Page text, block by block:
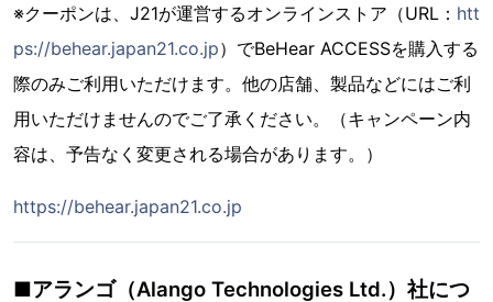
※クーポンは、J21が運営するオンラインストア（URL： htt
ps://behear.japan21.co.jp）でBeHear ACCESSを購入する
際のみご利用いただけます。他の店舗、製品などにはご利
用いただけませんのでご了承ください。（キャンペーン内
容は、予告なく変更される場合があります。）
https://behear.japan21.co.jp
■アランゴ（Alango Technologies Ltd.）社につ